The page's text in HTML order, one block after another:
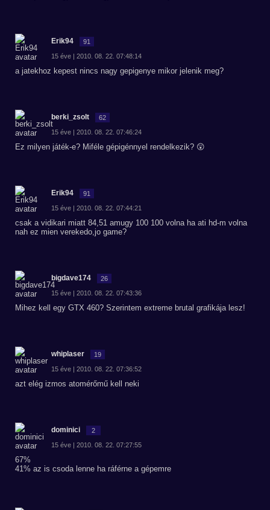
Erik94 91
15 éve | 2010. 08. 22. 07:48:14
a jatekhoz kepest nincs nagy gepigenye mikor jelenik meg?
berki_zsolt 62
15 éve | 2010. 08. 22. 07:46:24
Ez milyen játék-e? Miféle gépigénnyel rendelkezik? 😲
Erik94 91
15 éve | 2010. 08. 22. 07:44:21
csak a vidikari miatt 84,51 amugy 100 100 volna ha ati hd-m volna
nah ez mien verekedo,jo game?
bigdave174 26
15 éve | 2010. 08. 22. 07:43:36
Mihez kell egy GTX 460? Szerintem extreme brutal grafikája lesz!
whiplaser 19
15 éve | 2010. 08. 22. 07:36:52
azt elég izmos atomérőmű kell neki
dominici 2
15 éve | 2010. 08. 22. 07:27:55
67%
41% az is csoda lenne ha ráférne a gépemre